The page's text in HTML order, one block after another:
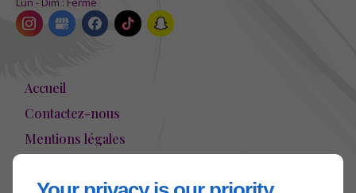
Accueil
Contactez-nous
Mentions légales